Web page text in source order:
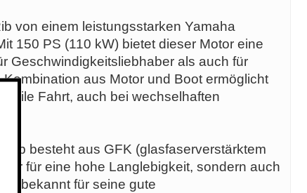
von einem leistungsstarken Yamaha
150 PS (110 kW) bietet dieser Motor eine
Geschwindigkeitsliebhaber als auch für
aus Motor und Boot ermöglicht
Fahrt, auch bei wechselhaften
besteht aus GFK (glasfaserverstärktem
für eine hohe Langlebigkeit, sondern auch
ist bekannt für seine gute